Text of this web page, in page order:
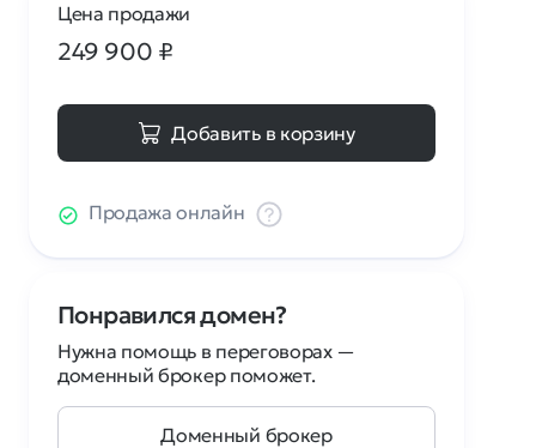
Цена продажи
249 900 ₽
Добавить в корзину
Продажа онлайн
Понравился домен?
Нужна помощь в переговорах —
доменный брокер поможет.
Доменный брокер